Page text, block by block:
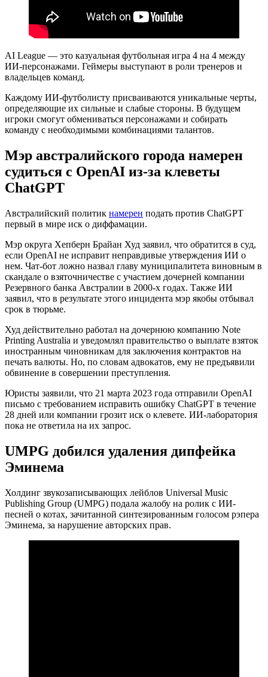
AI League — это казуальная футбольная игра 4 на 4 между
ИИ-персонажами. Геймеры выступают в роли тренеров и
владельцев команд.
Каждому ИИ-футболисту присваиваются уникальные черты,
определяющие их сильные и слабые стороны. В будущем
игроки смогут обмениваться персонажами и собирать
команду с необходимыми комбинациями талантов.
Мэр австралийского города намерен
судиться с OpenAI из-за клеветы
ChatGPT
Австралийский политик намерен подать против ChatGPT
первый в мире иск о диффамации.
Мэр округа Хепберн Брайан Худ заявил, что обратится в суд,
если OpenAI не исправит неправдивые утверждения ИИ о
нем. Чат-бот ложно назвал главу муниципалитета виновным в
скандале о взяточничестве с участием дочерней компании
Резервного банка Австралии в 2000-х годах. Также ИИ
заявил, что в результате этого инцидента мэр якобы отбывал
срок в тюрьме.
Худ действительно работал на дочернюю компанию Note
Printing Australia и уведомлял правительство о выплате взяток
иностранным чиновникам для заключения контрактов на
печать валюты. Но, по словам адвокатов, ему не предъявили
обвинение в совершении преступления.
Юристы заявили, что 21 марта 2023 года отправили OpenAI
письмо с требованием исправить ошибку ChatGPT в течение
28 дней или компании грозит иск о клевете. ИИ-лаборатория
пока не ответила на их запрос.
UMPG добился удаления дипфейка
Эминема
Холдинг звукозаписывающих лейблов Universal Music
Publishing Group (UMPG) подала жалобу на ролик с ИИ-
песней о котах, зачитанной синтезированным голосом рэпера
Эминема, за нарушение авторских прав.